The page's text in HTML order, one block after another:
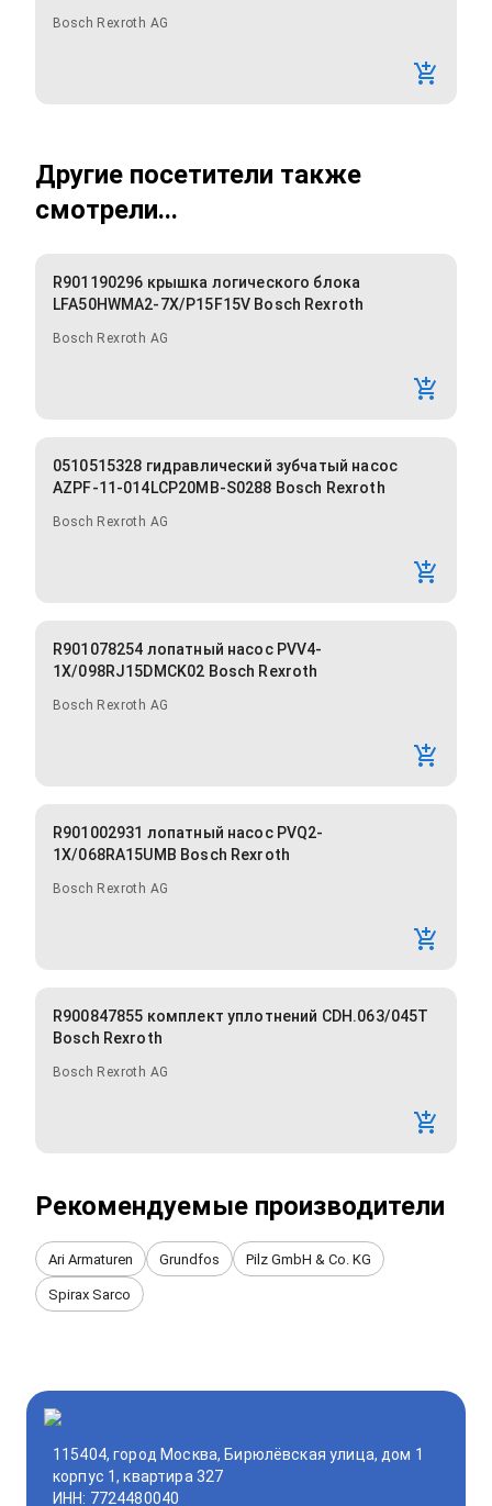
Bosch Rexroth AG
Другие посетители также
смотрели...
R901190296 крышка логического блока
LFA50HWMA2-7X/P15F15V Bosch Rexroth
Bosch Rexroth AG
0510515328 гидравлический зубчатый насос
AZPF-11-014LCP20MB-S0288 Bosch Rexroth
Bosch Rexroth AG
R901078254 лопатный насос PVV4-
1X/098RJ15DMCK02 Bosch Rexroth
Bosch Rexroth AG
R901002931 лопатный насос PVQ2-
1X/068RA15UMB Bosch Rexroth
Bosch Rexroth AG
R900847855 комплект уплотнений CDH.063/045T
Bosch Rexroth
Bosch Rexroth AG
Рекомендуемые производители
Ari Armaturen Grundfos Pilz GmbH & Co. KG
Spirax Sarco
115404, город Москва, Бирюлёвская улица, дом 1
корпус 1, квартира 327
ИНН: 7724480040